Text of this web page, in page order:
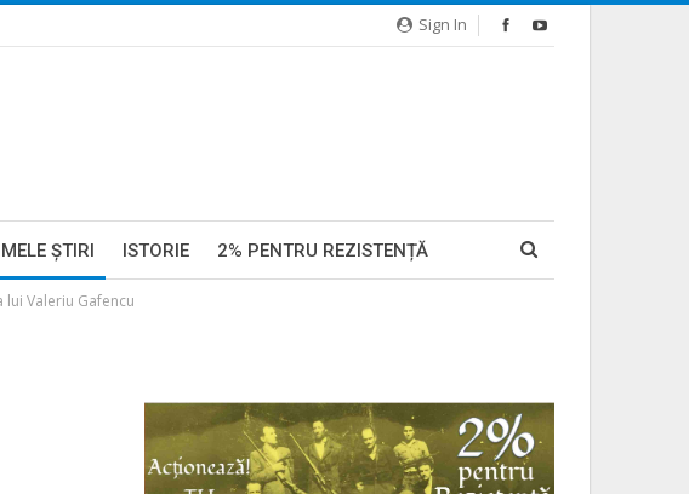
Sign In
ŞTIRI ISTORIE 2% PENTRU REZISTENȚĂ
lui Valeriu Gafencu